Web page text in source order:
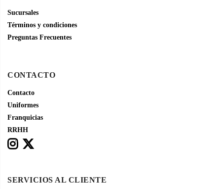
Sucursales
Términos y condiciones
Preguntas Frecuentes
CONTACTO
Contacto
Uniformes
Franquicias
RRHH
SERVICIOS AL CLIENTE